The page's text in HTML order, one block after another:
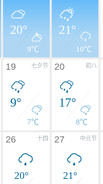
20°
9℃
21°
10℃
七夕节
19
9°
7℃
初八
20
17°
8℃
十四
26
20°
中元节
27
21°